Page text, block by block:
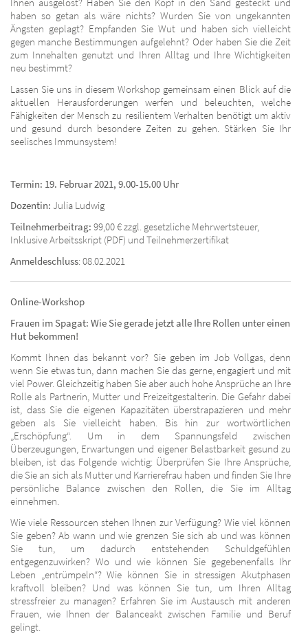
haben so getan als wäre nichts? Wurden Sie von ungekannten
Ängsten geplagt? Empfanden Sie Wut und haben sich vielleicht
gegen manche Bestimmungen aufgelehnt? Oder haben Sie die Zeit
zum Innehalten genutzt und Ihren Alltag und Ihre Wichtigkeiten
neu bestimmt?
Lassen Sie uns in diesem Workshop gemeinsam einen Blick auf die
aktuellen Herausforderungen werfen und beleuchten, welche
Fähigkeiten der Mensch zu resilientem Verhalten benötigt um aktiv
und gesund durch besondere Zeiten zu gehen. Stärken Sie Ihr
seelisches Immunsystem!
Termin: 19. Februar 2021, 9.00-15.00 Uhr
Dozentin: Julia Ludwig
Teilnehmerbeitrag: 99,00 € zzgl. gesetzliche Mehrwertsteuer,
Inklusive Arbeitsskript (PDF) und Teilnehmerzertifikat
Anmeldeschluss: 08.02.2021
Online-Workshop
Frauen im Spagat: Wie Sie gerade jetzt alle Ihre Rollen unter einen
Hut bekommen!
Kommt Ihnen das bekannt vor? Sie geben im Job Vollgas, denn
wenn Sie etwas tun, dann machen Sie das gerne, engagiert und mit
viel Power. Gleichzeitig haben Sie aber auch hohe Ansprüche an Ihre
Rolle als Partnerin, Mutter und Freizeitgestalterin. Die Gefahr dabei
ist, dass Sie die eigenen Kapazitäten überstrapazieren und mehr
geben als Sie vielleicht haben. Bis hin zur wortwörtlichen
„Erschöpfung“. Um in dem Spannungsfeld zwischen
Überzeugungen, Erwartungen und eigener Belastbarkeit gesund zu
bleiben, ist das Folgende wichtig: Überprüfen Sie Ihre Ansprüche,
die Sie an sich als Mutter und Karrierefrau haben und finden Sie Ihre
persönliche Balance zwischen den Rollen, die Sie im Alltag
einnehmen.
Wie viele Ressourcen stehen Ihnen zur Verfügung? Wie viel können
Sie geben? Ab wann und wie grenzen Sie sich ab und was können
Sie tun, um dadurch entstehenden Schuldgefühlen
entgegenzuwirken? Wo und wie können Sie gegebenenfalls Ihr
Leben „entrümpeln“? Wie können Sie in stressigen Akutphasen
kraftvoll bleiben? Und was können Sie tun, um Ihren Alltag
stressfreier zu managen? Erfahren Sie im Austausch mit anderen
Frauen, wie Ihnen der Balanceakt zwischen Familie und Beruf
gelingt.